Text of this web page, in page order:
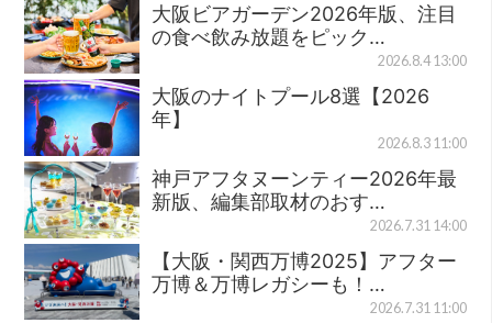
大阪ビアガーデン2026年版、注目
の食べ飲み放題をピック…
2026.8.4 13:00
大阪のナイトプール8選【2026
年】
2026.8.3 11:00
神戸アフタヌーンティー2026年最
新版、編集部取材のおす…
2026.7.31 14:00
【大阪・関西万博2025】アフター
万博＆万博レガシーも！…
2026.7.31 11:00